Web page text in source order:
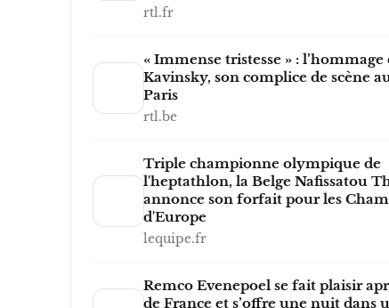
rtl.fr
« Immense tristesse » : l’hommage
Kavinsky, son complice de scène
Paris
rtl.be
Triple championne olympique de
l'heptathlon, la Belge Nafissatou
annonce son forfait pour les
d'Europe
lequipe.fr
Remco Evenepoel se fait plaisir
de France et s’offre une nuit dans